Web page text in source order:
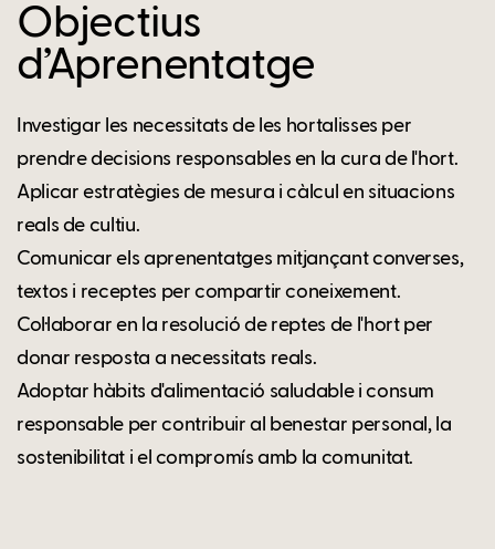
Objectius
d’Aprenentatge
Investigar les necessitats de les hortalisses per
prendre decisions responsables en la cura de l'hort.
Aplicar estratègies de mesura i càlcul en situacions
reals de cultiu.
Comunicar els aprenentatges mitjançant converses,
textos i receptes per compartir coneixement.
Col·laborar en la resolució de reptes de l'hort per
donar resposta a necessitats reals.
Adoptar hàbits d'alimentació saludable i consum
responsable per contribuir al benestar personal, la
sostenibilitat i el compromís amb la comunitat.